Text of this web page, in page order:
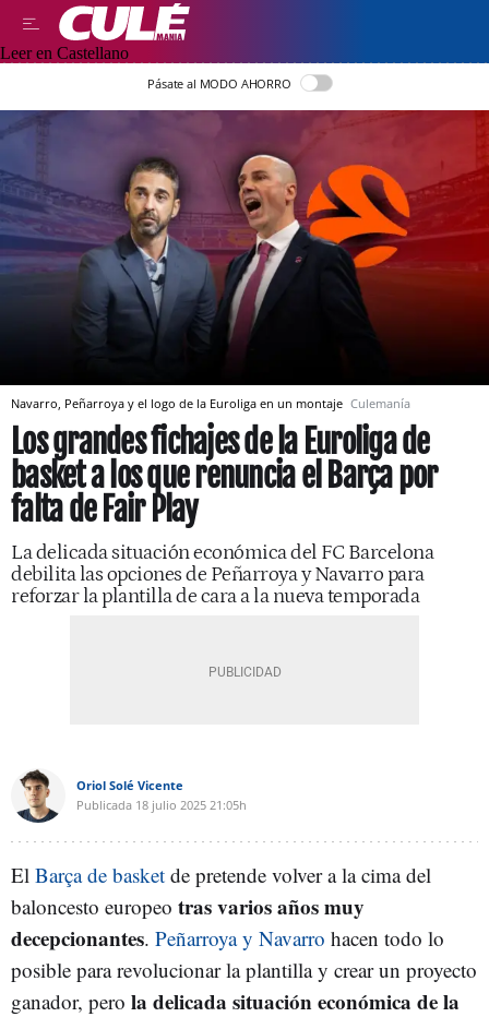
Leer en Castellano
Pásate al MODO AHORRO
Navarro, Peñarroya y el logo de la Euroliga en un montaje Culemanía
Los grandes fichajes de la Euroliga de
basket a los que renuncia el Barça por
falta de Fair Play
La delicada situación económica del FC Barcelona
debilita las opciones de Peñarroya y Navarro para
reforzar la plantilla de cara a la nueva temporada
Oriol Solé Vicente
Publicada 18 julio 2025 21:05h
El Barça de basket de pretende volver a la cima del
baloncesto europeo tras varios años muy
decepcionantes. Peñarroya y Navarro hacen todo lo
posible para revolucionar la plantilla y crear un proyecto
ganador, pero la delicada situación económica de la